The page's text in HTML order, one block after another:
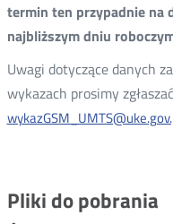
termin ten przypadnie na
najbliższym dniu
Uwagi dotyczące danych
wykazach prosimy
Pliki do pobrania